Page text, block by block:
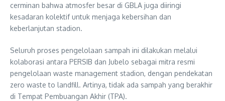
cerminan bahwa atmosfer besar di GBLA juga diiringi
kesadaran kolektif untuk menjaga kebersihan dan
keberlanjutan stadion.
Seluruh proses pengelolaan sampah ini dilakukan melalui
kolaborasi antara PERSIB dan Jubelo sebagai mitra resmi
pengelolaan waste management stadion, dengan pendekatan
zero waste to landfill. Artinya, tidak ada sampah yang berakhir
di Tempat Pembuangan Akhir (TPA).